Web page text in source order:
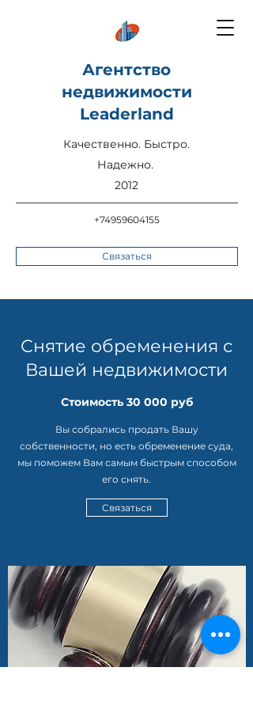
Агентство
недвижимости
Leaderland
Качественно. Быстро.
Надежно.
2012
+74959604155
Связаться
Снятие обременения с
Вашей недвижимости
Стоимость 30 000 руб
Вы собрались продать Вашу
собственности, но есть обременение суда,
мы поможем Вам самым быстрым способом
его снять.
Связаться